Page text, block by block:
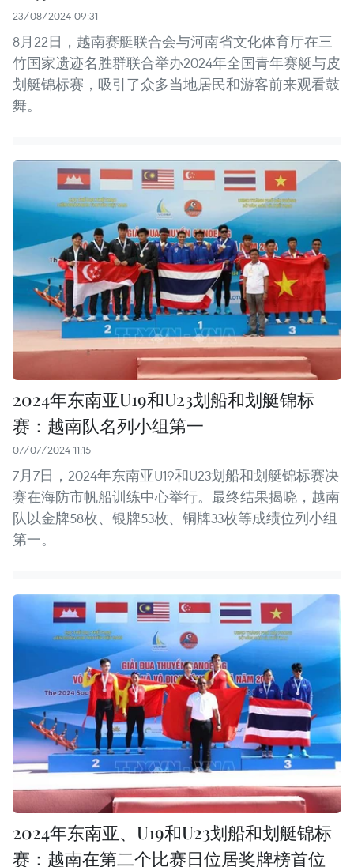
23/08/2024 09:31
8月22日，越南赛艇联合会与河南省文化体育厅在三
竹国家遗迹名胜群联合举办2024年全国青年赛艇与皮
划艇锦标赛，吸引了众多当地居民和游客前来观看鼓
舞。
2024年东南亚U19和U23划船和划艇锦标
赛：越南队名列小组第一
07/07/2024 11:15
7月7日，2024年东南亚U19和U23划船和划艇锦标赛决
赛在海防市帆船训练中心举行。最终结果揭晓，越南
队以金牌58枚、银牌53枚、铜牌33枚等成绩位列小组
第一。
2024年东南亚、U19和U23划船和划艇锦标
赛：越南在第二个比赛日位居奖牌榜首位